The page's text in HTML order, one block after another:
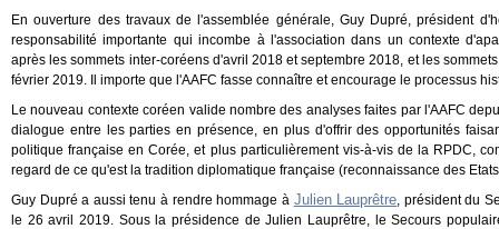
En ouverture des travaux de l'assemblée générale, Guy Dupré, président
responsabilité importante qui incombe à l'association dans un contexte
après les sommets inter-coréens d'avril 2018 et septembre 2018, et les
février 2019. Il importe que l'AAFC fasse connaître et encourage le processus
Le nouveau contexte coréen valide nombre des analyses faites par l'AAFC
dialogue entre les parties en présence, en plus d'offrir des opportunités
politique française en Corée, et plus particulièrement vis-à-vis de la RPDC,
regard de ce qu'est la tradition diplomatique française (reconnaissance des
Guy Dupré a aussi tenu à rendre hommage à Julien Lauprêtre , président du
le 26 avril 2019. Sous la présidence de Julien Lauprêtre, le Secours